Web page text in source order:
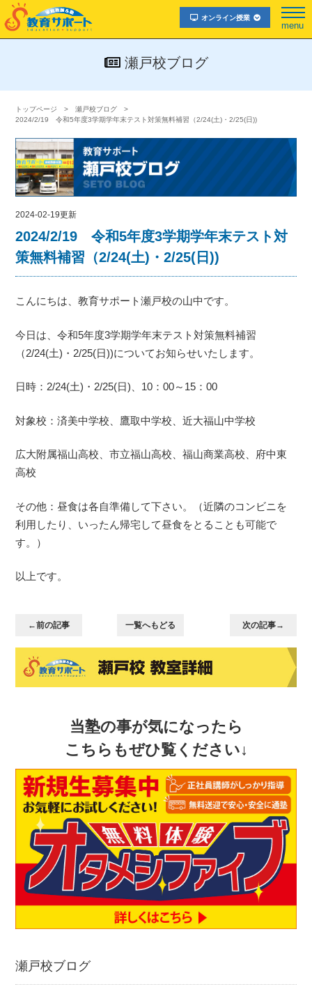
オンライン授業
menu
瀬戸校ブログ
トップページ
瀬戸校ブログ
2024/2/19 令和5年度3学期学年末テスト対策無料補習（2/24(土)・2/25(日))
2024-02-19更新
2024/2/19 令和5年度3学期学年末テスト対
策無料補習（2/24(土)・2/25(日))
こんにちは、教育サポート瀬戸校の山中です。
今日は、令和5年度3学期学年末テスト対策無料補習
（2/24(土)・2/25(日))についてお知らせいたします。
日時：2/24(土)・2/25(日)、10：00～15：00
対象校：済美中学校、鷹取中学校、近大福山中学校
広大附属福山高校、市立福山高校、福山商業高校、府中東
高校
その他：昼食は各自準備して下さい。（近隣のコンビニを
利用したり、いったん帰宅して昼食をとることも可能で
す。）
以上です。
←前の記事 一覧へもどる 次の記事→
当塾の事が気になったら
こちらもぜひ覧ください↓
瀬戸校ブログ